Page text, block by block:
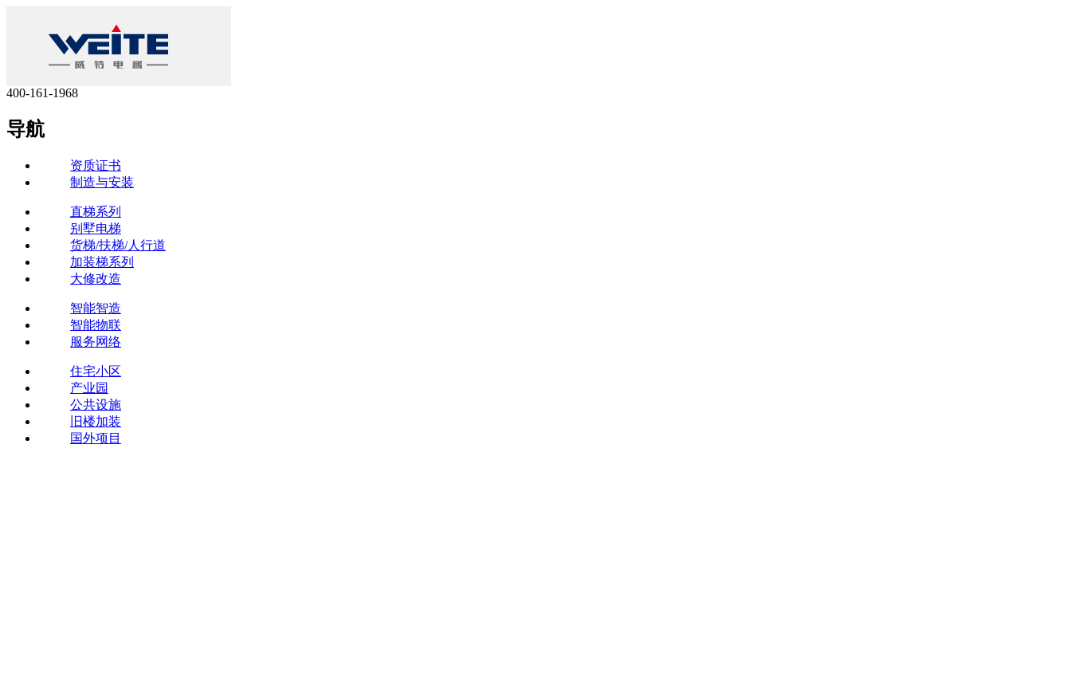
400-161-1968
导航
资质证书
制造与安装
直梯系列
别墅电梯
货梯/扶梯/人行道
加装梯系列
大修改造
智能智造
智能物联
服务网络
住宅小区
产业园
公共设施
旧楼加装
国外项目